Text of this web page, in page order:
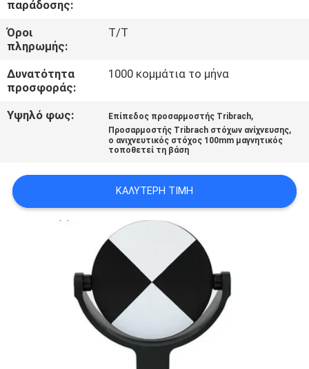
ΖΗΤΉΣΤΕ
ΈΝΑ
ΑΠΌΣΠΑΣΜΑ
SITEMAP
POLICY
παράδοσης:
Όροι
πληρωμής:
T/T
Δυνατότητα
προσφοράς:
1000 κομμάτια το μήνα
Υψηλό φως: Επίπεδος προσαρμοστής Tribrach,
Προσαρμοστής Tribrach στόχων ανίχνευσης,
ο ανιχνευτικός στόχος 100mm μαγνητικός
τοποθετεί τη βάση
ΚΑΛΎΤΕΡΗ ΤΙΜΉ